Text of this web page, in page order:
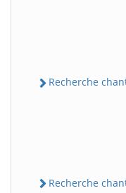
Recherche
Recherche